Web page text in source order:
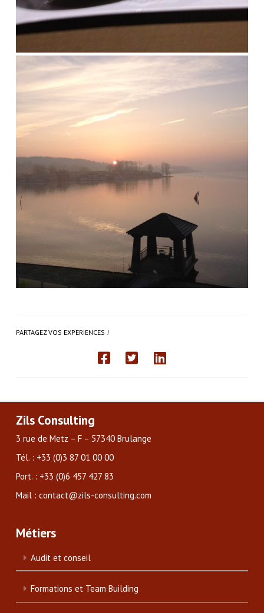
PARTAGEZ VOS EXPERIENCES !
Zils Consulting
3 rue de Metz – F – 57340 Brulange
Tél. : +33 (0)3 87 01 00 00
Port. : +33 (0)6 457 427 83
Mail : contact@zils-consulting.com
Métiers
Audit et conseil
Formations et Team Building